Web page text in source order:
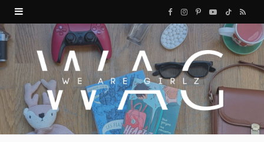
F
a
c
e
b
o
I
n
s
a
P
n
e
Y
o
u
u
T
i
k
R
S